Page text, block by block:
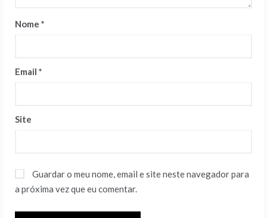
Nome *
Email *
Site
Guardar o meu nome, email e site neste navegador para
a próxima vez que eu comentar.